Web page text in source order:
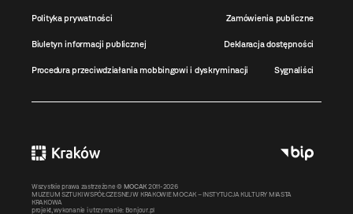
Polityka prywatności Zamówienia publiczne
Biuletyn informacji publicznej Deklaracja dostępności
Procedura przeciwdziałania mobbingowi i dyskryminacji Sygnaliści
Wszystkie prawa zastrzeżone © MOCAK 2011-2026
MUZEUM SZTUKI WSPÓŁCZESNEJ W KRAKOWIE MOCAK – INSTYTUCJA KULTURY MIASTA
KRAKOWA
projekt, wykonanie i utrzymanie: Bonjour.pl